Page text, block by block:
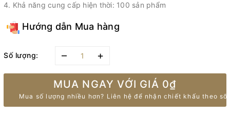
4. Khả năng cung cấp hiện thời: 100 sản phẩm
Hướng dẫn Mua hàng
Số lượng: – +
MUA NGAY VỚI GIÁ 0₫
Mua số lượng nhiều hơn? Liên hệ để nhận chiết khấu theo số